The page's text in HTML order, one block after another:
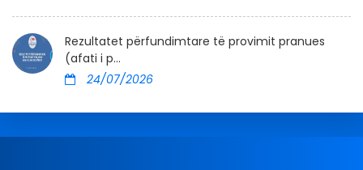
Rezultatet përfundimtare të provimit pranues
(afati i p...
24/07/2026